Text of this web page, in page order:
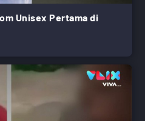
Unisex Pertama di